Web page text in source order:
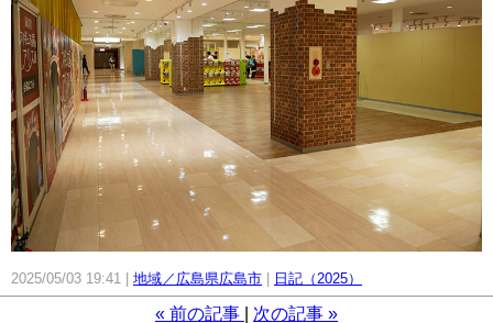
2025/05/03 19:41 地域／広島県広島市 日記（2025）
« 前の記事 次の記事 »